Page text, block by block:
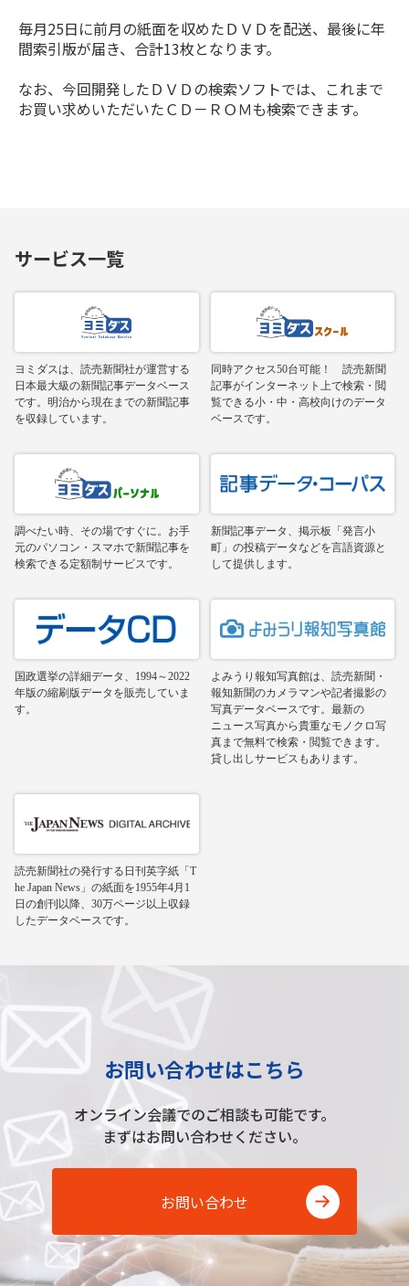
毎月25日に前月の紙面を収めたＤＶＤを配送、最後に年
間索引版が届き、合計13枚となります。
なお、今回開発したＤＶＤの検索ソフトでは、これまで
お買い求めいただいたＣＤ－ＲＯＭも検索できます。
サービス一覧
ヨミダスは、読売新聞社が運営する
日本最大級の新聞記事データベース
です。明治から現在までの新聞記事
を収録しています。
同時アクセス50台可能！ 読売新聞
記事がインターネット上で検索・閲
覧できる小・中・高校向けのデータ
ベースです。
調べたい時、その場ですぐに。お手
元のパソコン・スマホで新聞記事を
検索できる定額制サービスです。
新聞記事データ、掲示板「発言小
町」の投稿データなどを言語資源と
して提供します。
国政選挙の詳細データ、1994～2022
年版の縮刷版データを販売していま
す。
よみうり報知写真館は、読売新聞・
報知新聞のカメラマンや記者撮影の
写真データベースです。最新の
ニュース写真から貴重なモノクロ写
真まで無料で検索・閲覧できます。
貸し出しサービスもあります。
読売新聞社の発行する日刊英字紙「T
he Japan News」の紙面を1955年4月1
日の創刊以降、30万ページ以上収録
したデータベースです。
お問い合わせはこちら
オンライン会議でのご相談も可能です。
まずはお問い合わせください。
お問い合わせ